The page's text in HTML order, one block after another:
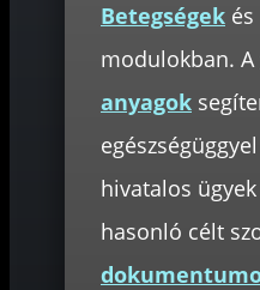
Betegségek és
modulokban. A
anyagok
hivatalos
hasonló célt